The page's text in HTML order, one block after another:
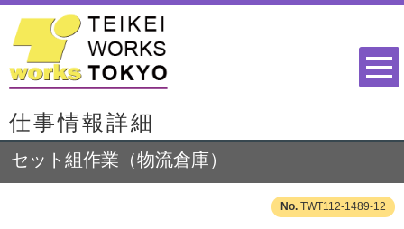
仕事情報詳細
セット組作業（物流倉庫）
TWT112-1489-12